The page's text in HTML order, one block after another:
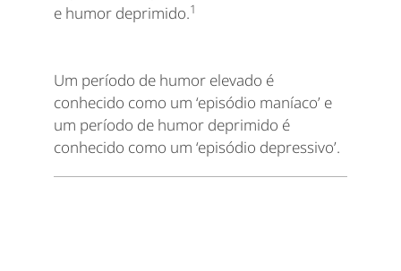
e humor deprimido.1
Um período de humor elevado é
conhecido como um ‘episódio maníaco’ e
um período de humor deprimido é
conhecido como um ‘episódio depressivo’.